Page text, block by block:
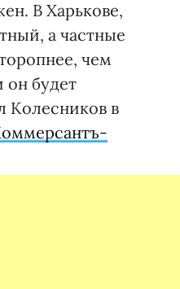
В Харькове,
а частные
чем
он будет
Колесников в